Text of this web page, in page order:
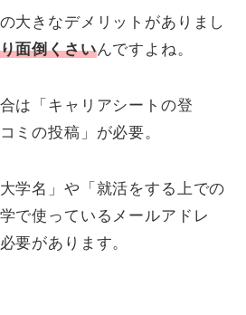
大きなデメリットがありまし
面倒くさいんですよね。
は「キャリアシートの登
ミの投稿」が必要。
学名」や「就活をする上での
で使っているメールアドレ
要があります。